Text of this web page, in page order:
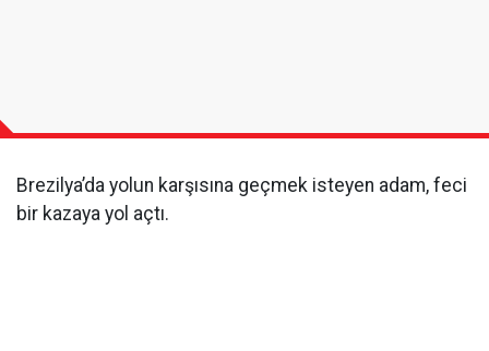
Brezilya’da yolun karşısına geçmek isteyen adam, feci
bir kazaya yol açtı.